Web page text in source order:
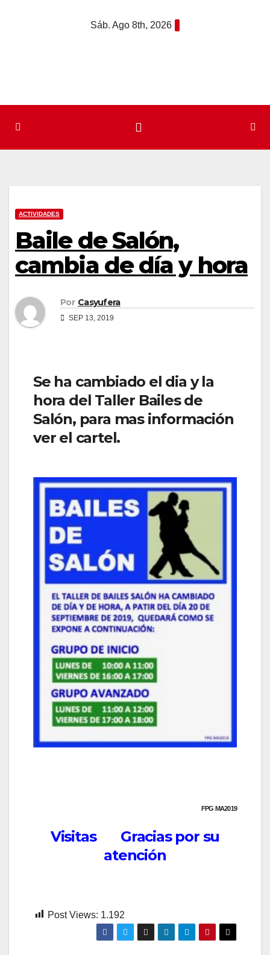
Sáb. Ago 8th, 2026
ACTIVIDADES
Baile de Salón,
cambia de día y hora
Por Casyufera
SEP 13, 2019
Se ha cambiado el dia y la
hora del Taller Bailes de
Salón, para mas información
ver el cartel.
FPG MA2019
Visitas Gracias por su
atención
Post Views: 1.192